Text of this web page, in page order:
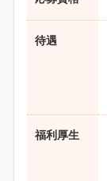
待遇
福利厚生